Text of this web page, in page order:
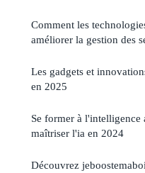
Comment les
améliorer la gestion des
Les gadgets et
en 2025
Se former à
maîtriser l'ia en 2024
Découvrez